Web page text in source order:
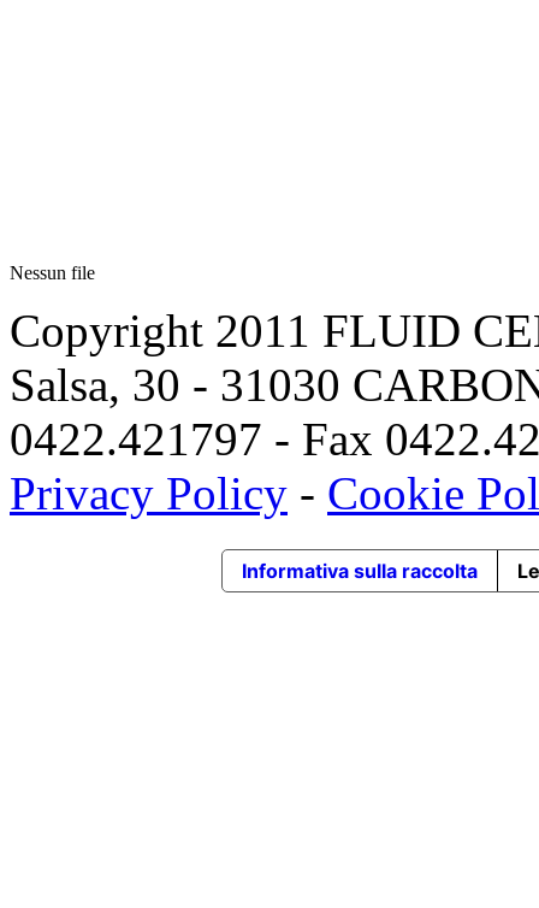
Nessun file
Copyright 2011 FLUID
Salsa, 30 - 31030
0422.421797 - Fax
Privacy Policy - Cookie
Informativa sulla raccolta